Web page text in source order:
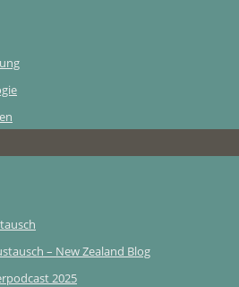
– New Zealand Blog
2025